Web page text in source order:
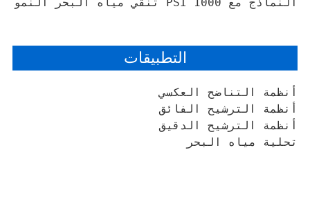
التطبيقات
أنظمة التناضح العكسي
أنظمة الترشيح الفائق
أنظمة الترشيح الدقيق
تحلية مياه البحر